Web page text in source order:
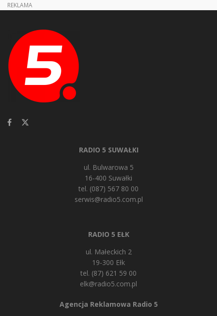
REKLAMA
RADIO 5 SUWAŁKI
ul. Bulwarowa 5
16-400 Suwałki
tel. (087) 567 80 00
serwis@radio5.com.pl
RADIO 5 EŁK
ul. Małeckich 2
19-300 Ełk
tel. (87) 621 59 00
elk@radio5.com.pl
Agencja Reklamowa Radio 5